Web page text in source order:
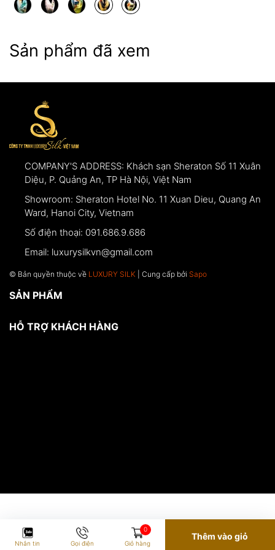
Sản phẩm đã xem
COMPANY'S ADDRESS: Khách sạn Sheraton Số 11 Xuân
Diệu, P. Quảng An, TP Hà Nội, Việt Nam
Showroom: Sheraton Hotel No. 11 Xuan Dieu, Quang An
Ward, Hanoi City, Vietnam
Số điện thoại: 091.686.9.686
Email: luxurysilkvn@gmail.com
© Bản quyền thuộc về LUXURY SILK | Cung cấp bởi Sapo
SẢN PHẨM
HỖ TRỢ KHÁCH HÀNG
Nhắn tin Gọi điện
0
Giỏ hàng
Thêm vào giỏ